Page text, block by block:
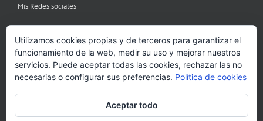
Mis Redes sociales
Utilizamos cookies propias y de terceros para garantizar el
funcionamiento de la web, medir su uso y mejorar nuestros
servicios. Puede aceptar todas las cookies, rechazar las no
necesarias o configurar sus preferencias. Política de cookies
Aceptar todo